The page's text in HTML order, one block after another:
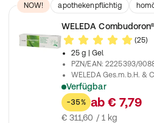
NOW! apothekenpflichtig
ArzneimittelWELEDA
(25)
25 g
| Gel
PZN/EAN:2225393/
WELEDA Ges.m.b.H. &
Verfügbar
Bei Insektenstichen,
-35% ab € 7,79
€ 311,60 / 1 kg